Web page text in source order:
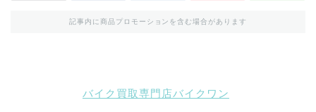
記事内に商品プロモーションを含む場合があります
バイク買取専門店バイクワン